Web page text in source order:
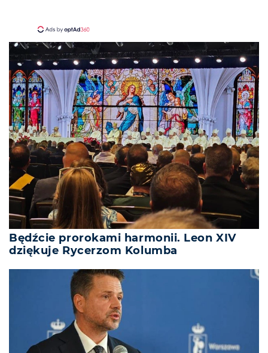
Będźcie prorokami harmonii. Leon XIV
dziękuje Rycerzom Kolumba